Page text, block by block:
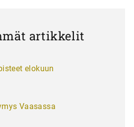
artikkelit
elokuun
Vaasassa